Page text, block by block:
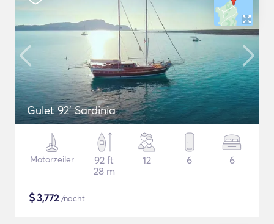
Gulet 92' Sardinia
Motorzeiler
92 ft
28 m
12 6 6
$3,772/nacht